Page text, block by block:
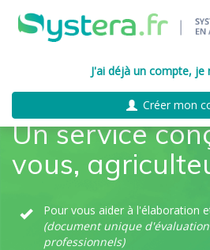
J'ai déjà un compte, je
Créer mon
Un service
vous,
Pour vous aider à l'élaboration
(document unique
professionnels)